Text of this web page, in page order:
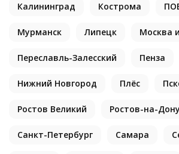
Калининград Кострома
Мурманск Липецк Москва
Переславль-Залесский Пенза
Нижний Новгород Плёс
Ростов Великий Ростов-на-Дону
Санкт-Петербург Самара